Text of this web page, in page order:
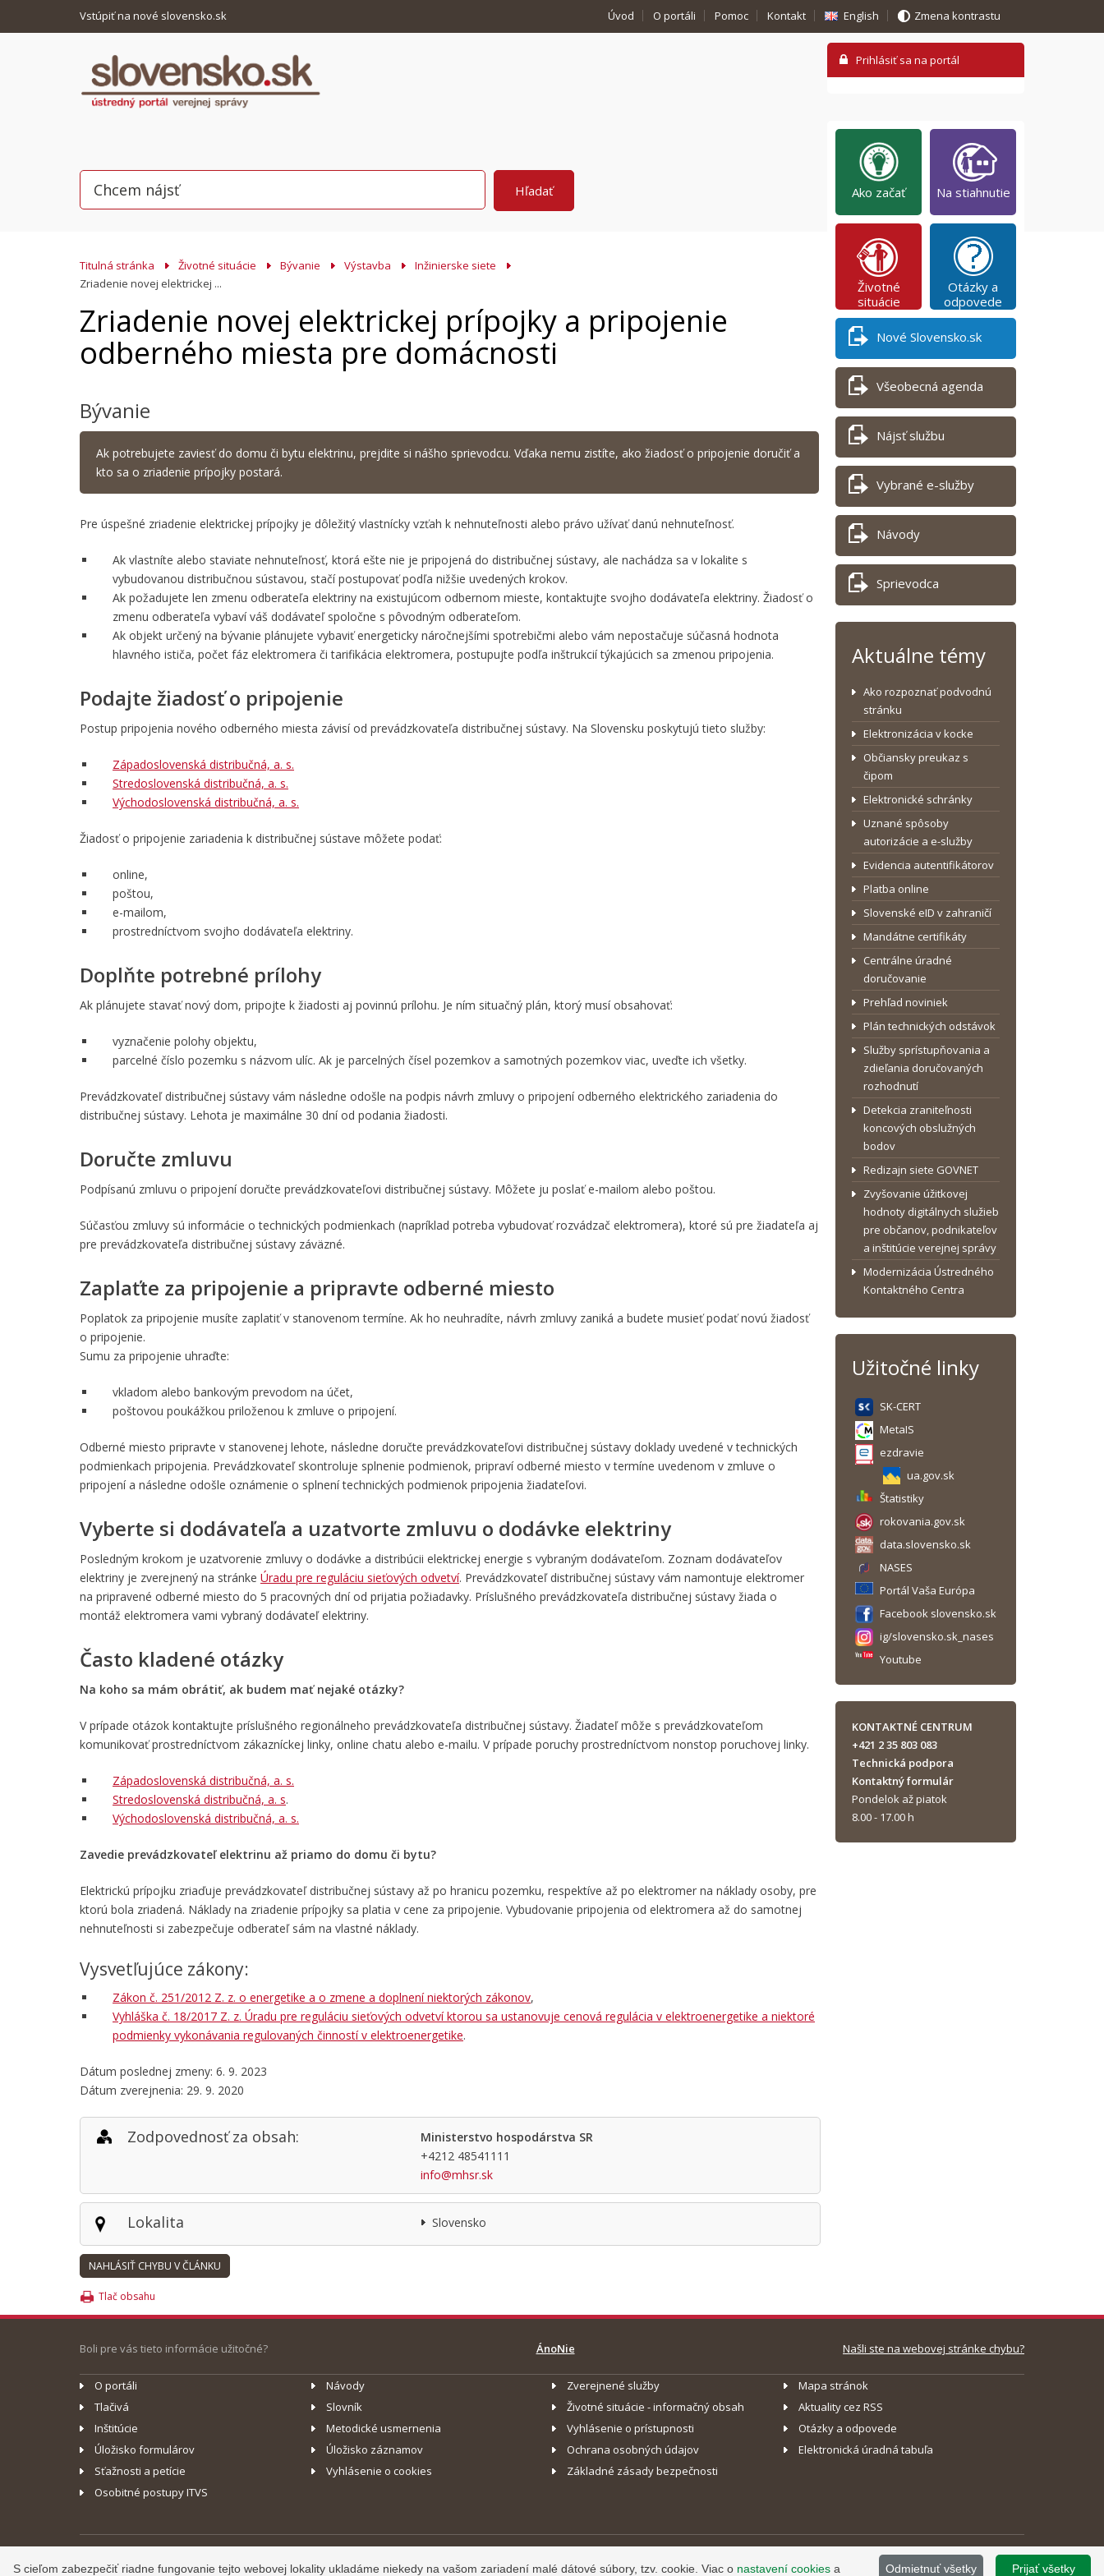
Vstúpiť na nové slovensko.sk Úvod O portáli Pomoc Kontakt English Zmena kontrastu
Titulná stránka Životné situácie Bývanie Výstavba
Inžinierske siete
Zriadenie novej elektrickej ...
Zriadenie novej elektrickej prípojky a pripojenie
odberného miesta pre domácnosti
Bývanie
Ak potrebujete zaviesť do domu či bytu elektrinu, prejdite si nášho sprievodcu. Vďaka nemu zistíte, ako žiadosť o pripojenie doručiť a
kto sa o zriadenie prípojky postará.
Pre úspešné zriadenie elektrickej prípojky je dôležitý vlastnícky vzťah k nehnuteľnosti alebo právo užívať danú nehnuteľnosť.
Ak vlastníte alebo staviate nehnuteľnosť, ktorá ešte nie je pripojená do distribučnej sústavy, ale nachádza sa v lokalite s
vybudovanou distribučnou sústavou, stačí postupovať podľa nižšie uvedených krokov.
Ak požadujete len zmenu odberateľa elektriny na existujúcom odbernom mieste, kontaktujte svojho dodávateľa elektriny. Žiadosť o
zmenu odberateľa vybaví váš dodávateľ spoločne s pôvodným odberateľom.
Ak objekt určený na bývanie plánujete vybaviť energeticky náročnejšími spotrebičmi alebo vám nepostačuje súčasná hodnota
hlavného ističa, počet fáz elektromera či tarifikácia elektromera, postupujte podľa inštrukcií týkajúcich sa zmenou pripojenia.
Podajte žiadosť o pripojenie
Postup pripojenia nového odberného miesta závisí od prevádzkovateľa distribučnej sústavy. Na Slovensku poskytujú tieto služby:
Západoslovenská distribučná, a. s.
Stredoslovenská distribučná, a. s.
Východoslovenská distribučná, a. s.
Žiadosť o pripojenie zariadenia k distribučnej sústave môžete podať:
online,
poštou,
e-mailom,
prostredníctvom svojho dodávateľa elektriny.
Doplňte potrebné prílohy
Ak plánujete stavať nový dom, pripojte k žiadosti aj povinnú prílohu. Je ním situačný plán, ktorý musí obsahovať:
vyznačenie polohy objektu,
parcelné číslo pozemku s názvom ulíc. Ak je parcelných čísel pozemkov a samotných pozemkov viac, uveďte ich všetky.
Prevádzkovateľ distribučnej sústavy vám následne odošle na podpis návrh zmluvy o pripojení odberného elektrického zariadenia do
distribučnej sústavy. Lehota je maximálne 30 dní od podania žiadosti.
Doručte zmluvu
Podpísanú zmluvu o pripojení doručte prevádzkovateľovi distribučnej sústavy. Môžete ju poslať e-mailom alebo poštou.
Súčasťou zmluvy sú informácie o technických podmienkach (napríklad potreba vybudovať rozvádzač elektromera), ktoré sú pre žiadateľa aj
pre prevádzkovateľa distribučnej sústavy záväzné.
Zaplaťte za pripojenie a pripravte odberné miesto
Poplatok za pripojenie musíte zaplatiť v stanovenom termíne. Ak ho neuhradíte, návrh zmluvy zaniká a budete musieť podať novú žiadosť
o pripojenie.
Sumu za pripojenie uhraďte:
vkladom alebo bankovým prevodom na účet,
poštovou poukážkou priloženou k zmluve o pripojení.
Odberné miesto pripravte v stanovenej lehote, následne doručte prevádzkovateľovi distribučnej sústavy doklady uvedené v technických
podmienkach pripojenia. Prevádzkovateľ skontroluje splnenie podmienok, pripraví odberné miesto v termíne uvedenom v zmluve o
pripojení a následne odošle oznámenie o splnení technických podmienok pripojenia žiadateľovi.
Vyberte si dodávateľa a uzatvorte zmluvu o dodávke elektriny
Posledným krokom je uzatvorenie zmluvy o dodávke a distribúcii elektrickej energie s vybraným dodávateľom. Zoznam dodávateľov
elektriny je zverejnený na stránke Úradu pre reguláciu sieťových odvetví. Prevádzkovateľ distribučnej sústavy vám namontuje elektromer
na pripravené odberné miesto do 5 pracovných dní od prijatia požiadavky. Príslušného prevádzkovateľa distribučnej sústavy žiada o
montáž elektromera vami vybraný dodávateľ elektriny.
Často kladené otázky
Na koho sa mám obrátiť, ak budem mať nejaké otázky?
V prípade otázok kontaktujte príslušného regionálneho prevádzkovateľa distribučnej sústavy. Žiadateľ môže s prevádzkovateľom
komunikovať prostredníctvom zákazníckej linky, online chatu alebo e-mailu. V prípade poruchy prostredníctvom nonstop poruchovej linky.
Západoslovenská distribučná, a. s.
Stredoslovenská distribučná, a. s.
Východoslovenská distribučná, a. s.
Zavedie prevádzkovateľ elektrinu až priamo do domu či bytu?
Elektrickú prípojku zriaďuje prevádzkovateľ distribučnej sústavy až po hranicu pozemku, respektíve až po elektromer na náklady osoby, pre
ktorú bola zriadená. Náklady na zriadenie prípojky sa platia v cene za pripojenie. Vybudovanie pripojenia od elektromera až do samotnej
nehnuteľnosti si zabezpečuje odberateľ sám na vlastné náklady.
Vysvetľujúce zákony:
Zákon č. 251/2012 Z. z. o energetike a o zmene a doplnení niektorých zákonov,
Vyhláška č. 18/2017 Z. z. Úradu pre reguláciu sieťových odvetví ktorou sa ustanovuje cenová regulácia v elektroenergetike a niektoré
podmienky vykonávania regulovaných činností v elektroenergetike.
Dátum poslednej zmeny: 6. 9. 2023
Dátum zverejnenia: 29. 9. 2020
Zodpovednosť za obsah:
Ministerstvo hospodárstva SR
+4212 48541111
info@mhsr.sk
Lokalita Slovensko
Ako začať Na stiahnutie
Životné
situácie
Otázky a
odpovede
Nové Slovensko.sk
Všeobecná agenda
Nájsť službu
Vybrané e-služby
Návody
Sprievodca
Aktuálne témy
Ako rozpoznať podvodnú
stránku
Elektronizácia v kocke
Občiansky preukaz s
čipom
Elektronické schránky
Uznané spôsoby
autorizácie a e-služby
Evidencia autentifikátorov
Platba online
Slovenské eID v zahraničí
Mandátne certifikáty
Centrálne úradné
doručovanie
Prehľad noviniek
Plán technických odstávok
Služby sprístupňovania a
zdieľania doručovaných
rozhodnutí
Detekcia zraniteľnosti
koncových obslužných
bodov
Redizajn siete GOVNET
Zvyšovanie úžitkovej
hodnoty digitálnych služieb
pre občanov, podnikateľov
a inštitúcie verejnej správy
Modernizácia Ústredného
Kontaktného Centra
Užitočné linky
SK-CERT
MetaIS
ezdravie
ua.gov.sk
Štatistiky
rokovania.gov.sk
data.slovensko.sk
NASES
Portál Vaša Európa
Facebook slovensko.sk
ig/slovensko.sk_nases
Youtube
KONTAKTNÉ CENTRUM
+421 2 35 803 083
Technická podpora
Kontaktný formulár
Pondelok až piatok
8.00 - 17.00 h
Tlač obsahu
Boli pre vás tieto informácie užitočné? ÁnoNie Našli ste na webovej stránke chybu?
O portáli
Návody
Tlačivá
Slovník
Inštitúcie
Metodické usmernenia
Úložisko formulárov
Úložisko záznamov
Sťažnosti a petície
Vyhlásenie o cookies
Osobitné postupy ITVS
Zverejnené služby
Mapa stránok
Životné situácie - informačný obsah
Aktuality cez RSS
Vyhlásenie o prístupnosti
Otázky a odpovede
Ochrana osobných údajov
Elektronická úradná tabuľa
Základné zásady bezpečnosti
2013 - 2026, Slovensko.sk
Prevádzku stránky www.slovensko.sk a správu jej obsahu zabezpečuje
Prijať všetky
Odmietnuť všetky
S cieľom zabezpečiť riadne fungovanie tejto webovej lokality ukladáme niekedy na vašom zariadení malé dátové súbory, tzv. cookie. Viac o nastavení cookies a